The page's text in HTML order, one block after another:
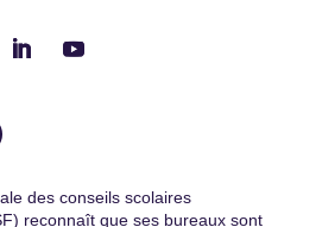
des conseils scolaires
reconnaît que ses bureaux sont